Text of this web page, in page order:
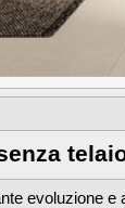
evoluzione